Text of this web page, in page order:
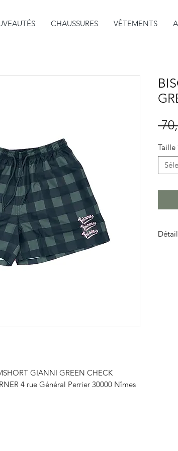
CHAUSSURES VÊTEMENTS
GIANNI GREEN CHECK
4 rue Général Perrier 30000 Nîmes
Taille